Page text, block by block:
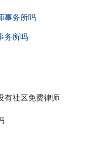
事务所吗
务所吗
有社区免费律师